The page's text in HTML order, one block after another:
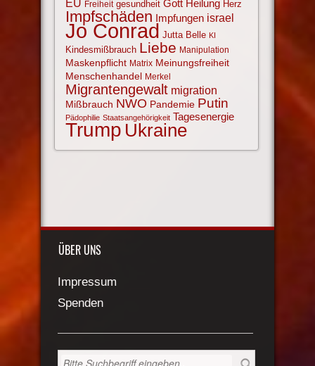
Freiheit gesundheit Gott Heilung Herz
Impfschäden Impfungen israel
Jo Conrad Jutta Belle KI
Kindesmißbrauch Liebe Manipulation
Maskenpflicht Matrix Meinungsfreiheit
Menschenhandel Merkel
Migrantengewalt migration
Mißbrauch NWO Pandemie Putin
Pädophilie Staatsangehörigkeit Tagesenergie
Trump Ukraine
ÜBER UNS
Impressum
Spenden